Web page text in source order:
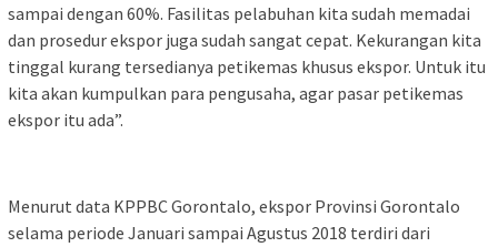
sampai dengan 60%. Fasilitas pelabuhan kita sudah memadai
dan prosedur ekspor juga sudah sangat cepat. Kekurangan kita
tinggal kurang tersedianya petikemas khusus ekspor. Untuk itu
kita akan kumpulkan para pengusaha, agar pasar petikemas
ekspor itu ada”.
Menurut data KPPBC Gorontalo, ekspor Provinsi Gorontalo
selama periode Januari sampai Agustus 2018 terdiri dari